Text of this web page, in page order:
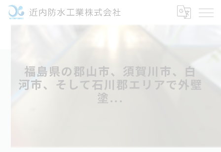
福島県の郡山市、須賀川市、白
河市、そして石川郡エリアで外壁
塗...